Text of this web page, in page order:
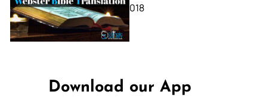
October 11, 2018
Download our App